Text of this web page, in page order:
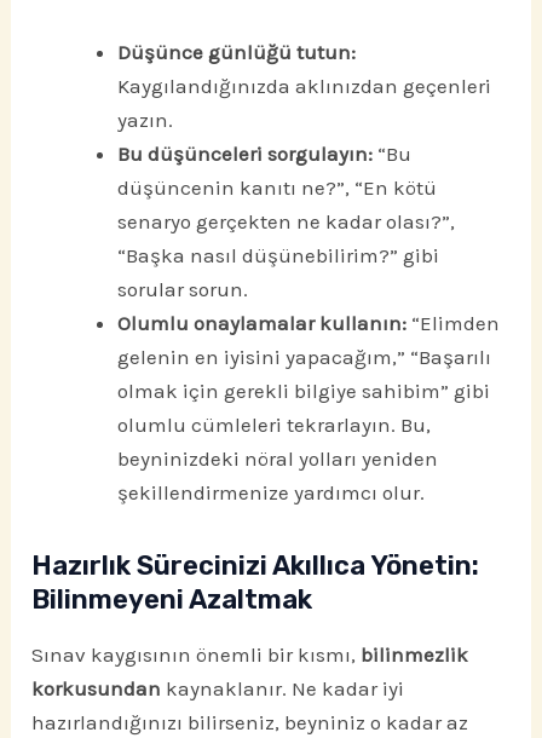
Düşünce günlüğü tutun:
Kaygılandığınızda aklınızdan geçenleri
yazın.
Bu düşünceleri sorgulayın: “Bu
düşüncenin kanıtı ne?”, “En kötü
senaryo gerçekten ne kadar olası?”,
“Başka nasıl düşünebilirim?” gibi
sorular sorun.
Olumlu onaylamalar kullanın: “Elimden
gelenin en iyisini yapacağım,” “Başarılı
olmak için gerekli bilgiye sahibim” gibi
olumlu cümleleri tekrarlayın. Bu,
beyninizdeki nöral yolları yeniden
şekillendirmenize yardımcı olur.
Hazırlık Sürecinizi Akıllıca Yönetin:
Bilinmeyeni Azaltmak
Sınav kaygısının önemli bir kısmı, bilinmezlik
korkusundan kaynaklanır. Ne kadar iyi
hazırlandığınızı bilirseniz, beyniniz o kadar az